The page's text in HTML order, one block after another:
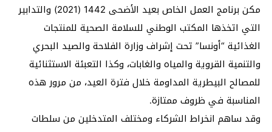
‎مكن برنامج العمل الخاص بعيد الأضحى 1442 (2021) والتدابير
التي اتخذها المكتب الوطني للسلامة الصحية للمنتجات
الغذائية “أونسا” تحت إشراف وزارة الفلاحة والصيد البحري
والتنمية القروية والمياه والغابات، وكذا التعبئة الاستثنائية
للمصالح البيطرية المداومة خلال فترة العيد، من مرور هذه
المناسبة في ظروف ممتازة.
وقد ساهم انخراط الشركاء ومختلف المتدخلين من سلطات